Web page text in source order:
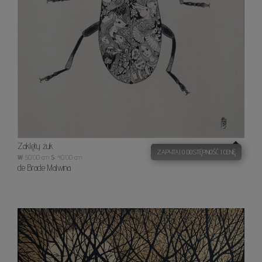
Zaklęty żuk
W: 50.00 cm S: 40.00 cm
de Brade Malwina
ZAPYTAJ O DOSTĘPNOŚĆ I CENĘ